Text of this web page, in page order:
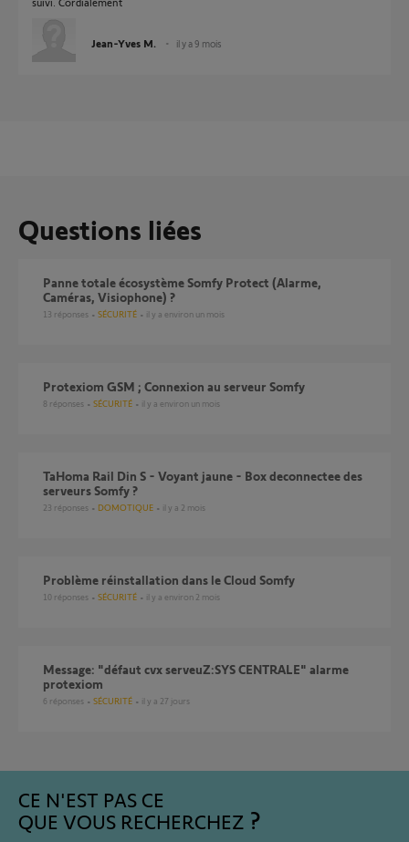
Jean-Yves M. il y a 9 mois
Questions liées
Panne totale écosystème Somfy Protect (Alarme,
Caméras, Visiophone) ?
13 réponses SÉCURITÉ il y a environ un mois
Protexiom GSM ; Connexion au serveur Somfy
8 réponses SÉCURITÉ il y a environ un mois
TaHoma Rail Din S - Voyant jaune - Box deconnectee des
serveurs Somfy ?
23 réponses DOMOTIQUE il y a 2 mois
Problème réinstallation dans le Cloud Somfy
10 réponses SÉCURITÉ il y a environ 2 mois
Message: "défaut cvx serveuZ:SYS CENTRALE" alarme
protexiom
6 réponses SÉCURITÉ il y a 27 jours
CE N'EST PAS CE
QUE VOUS RECHERCHEZ